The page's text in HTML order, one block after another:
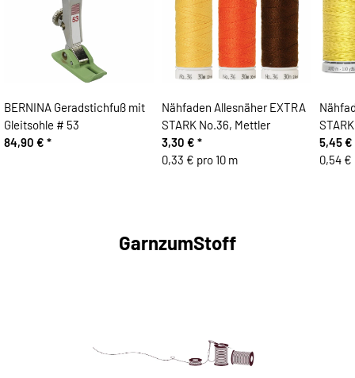
BERNINA Geradstichfuß mit
Gleitsohle # 53
84,90 € *
Nähfaden Allesnäher EXTRA
STARK No.36, Mettler
3,30 € *
0,33 € pro 10 m
5,45 €
0,54 €
GarnzumStoff